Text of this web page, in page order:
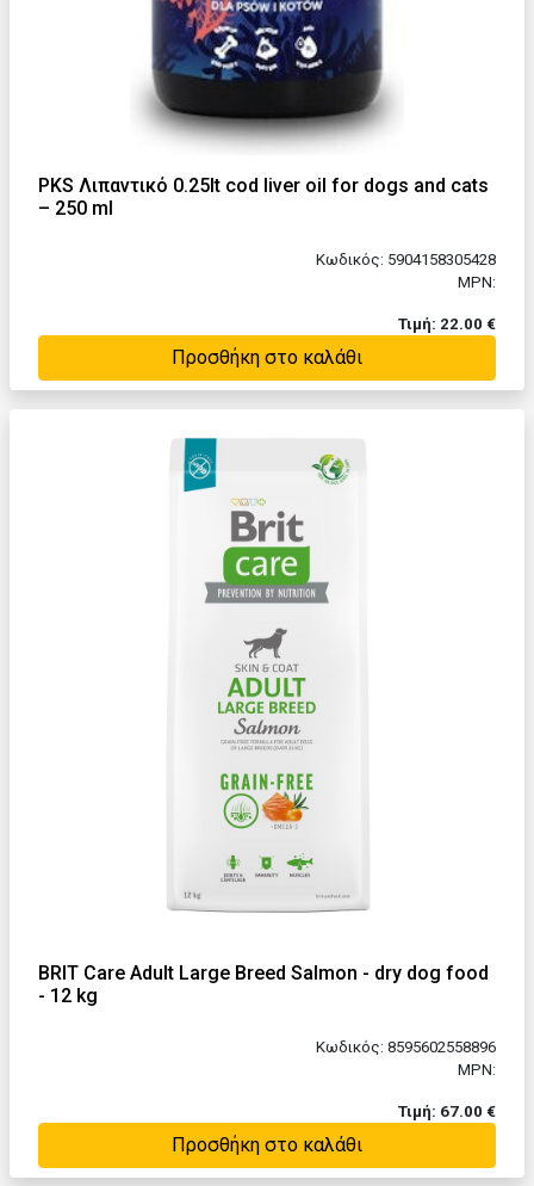
PKS Λιπαντικό 0.25lt cod liver oil for dogs and cats
– 250 ml
Κωδικός: 5904158305428
MPN:
Τιμή: 22.00 €
Προσθήκη στο καλάθι
BRIT Care Adult Large Breed Salmon - dry dog food
- 12 kg
Κωδικός: 8595602558896
MPN:
Τιμή: 67.00 €
Προσθήκη στο καλάθι